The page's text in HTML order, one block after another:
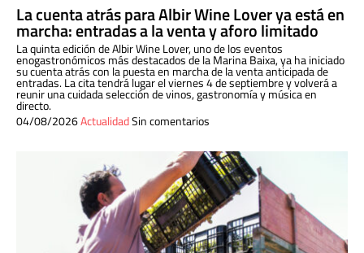
La cuenta atrás para Albir Wine Lover ya está en
marcha: entradas a la venta y aforo limitado
La quinta edición de Albir Wine Lover, uno de los eventos
enogastronómicos más destacados de la Marina Baixa, ya ha iniciado
su cuenta atrás con la puesta en marcha de la venta anticipada de
entradas. La cita tendrá lugar el viernes 4 de septiembre y volverá a
reunir una cuidada selección de vinos, gastronomía y música en
directo.
04/08/2026ActualidadSin comentarios